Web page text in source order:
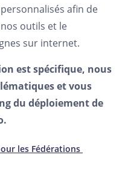
afin de
outils et le
sur internet.
est spécifique, nous
et vous
du déploiement de
les Fédérations